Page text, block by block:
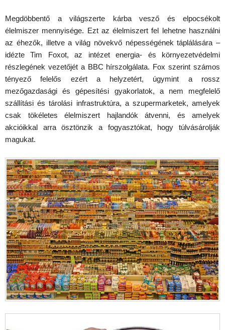
Megdöbbentő a világszerte kárba vesző és elpocsékolt
élelmiszer mennyisége. Ezt az élelmiszert fel lehetne használni
az éhezők, illetve a világ növekvő népességének táplálására –
idézte Tim Foxot, az intézet energia- és környezetvédelmi
részlegének vezetőjét a BBC hírszolgálata. Fox szerint számos
tényező felelős ezért a helyzetért, úgymint a rossz
mezőgazdasági és gépesítési gyakorlatok, a nem megfelelő
szállítási és tárolási infrastruktúra, a szupermarketek, amelyek
csak tökéletes élelmiszert hajlandók átvenni, és amelyek
akcióikkal arra ösztönzik a fogyasztókat, hogy túlvásárolják
magukat.